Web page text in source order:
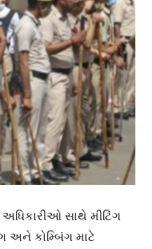
સાથે મીટિંગ
અને કોમ્બિંગ માટે